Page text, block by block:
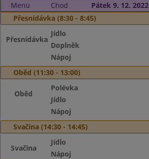
Menu
Chod
Pátek 9. 12. 2022
Přesnídávka (8:30 - 8:45)
Přesnídávka
Jídlo
Doplněk
Nápoj
Oběd (11:30 - 13:00)
Oběd
Polévka
Jídlo
Nápoj
Svačina (14:30 - 14:45)
Svačina
Jídlo
Nápoj